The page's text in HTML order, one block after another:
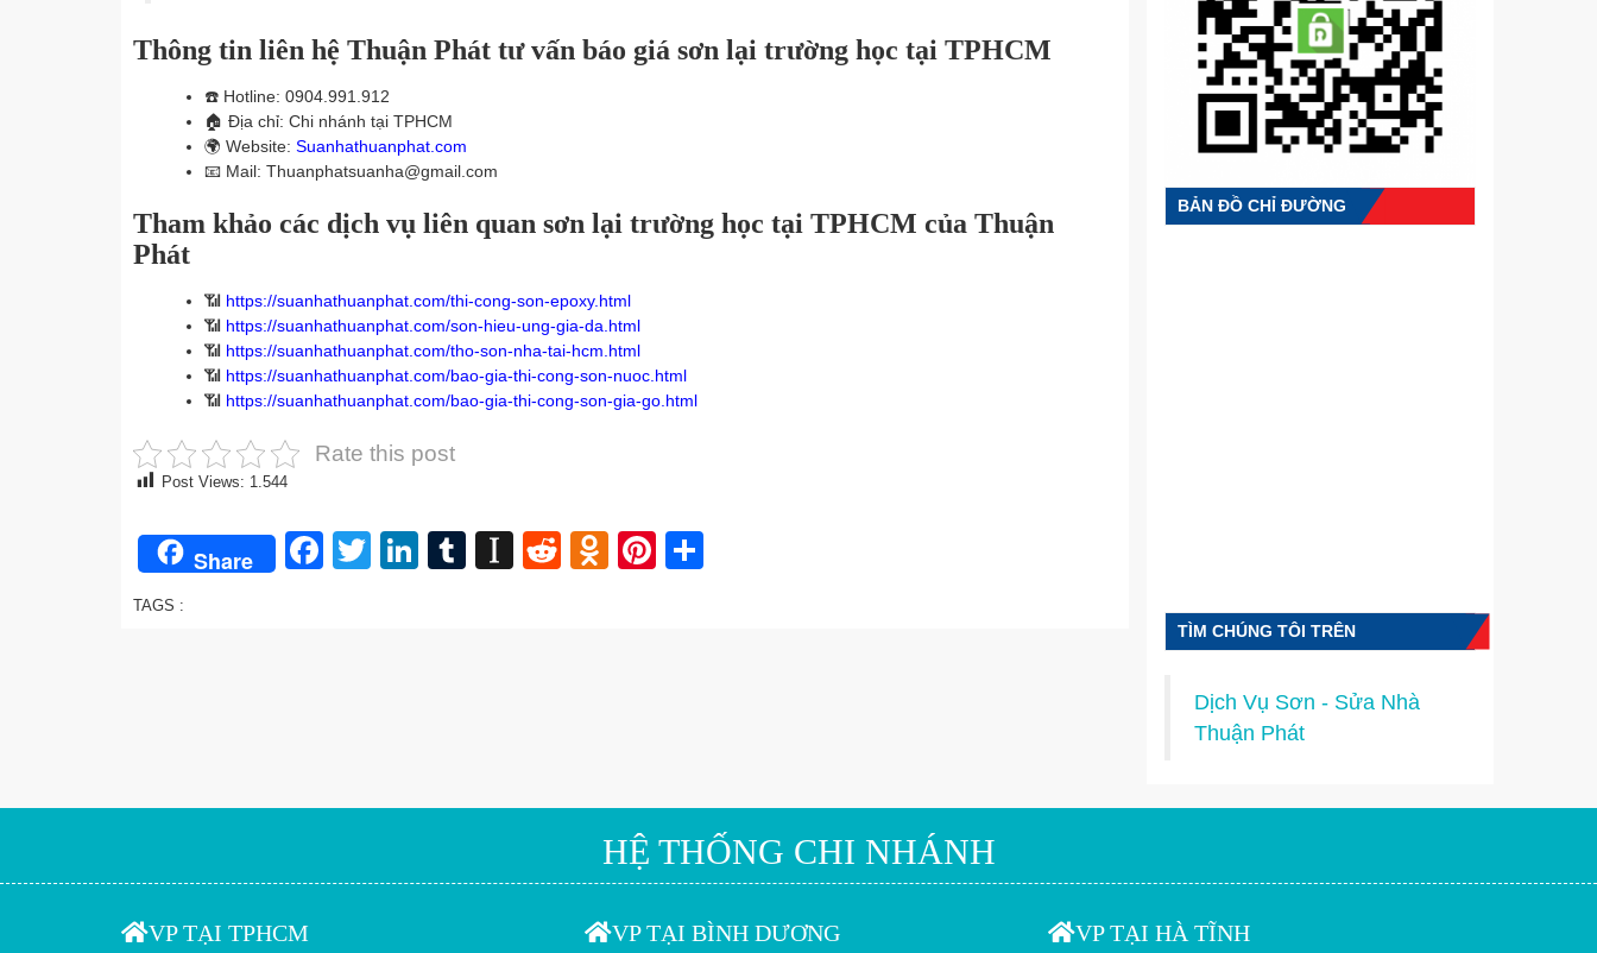
Thông tin liên hệ Thuận Phát tư vấn báo giá sơn lại trường học tại TPHCM
☎️ Hotline: 0904.991.912
🏠 Địa chỉ: Chi nhánh tại TPHCM
🌍 Website: Suanhathuanphat.com
📧 Mail: Thuanphatsuanha@gmail.com
Tham khảo các dịch vụ liên quan sơn lại trường học tại TPHCM của Thuận
Phát
📶 https://suanhathuanphat.com/thi-cong-son-epoxy.html
📶 https://suanhathuanphat.com/son-hieu-ung-gia-da.html
📶 https://suanhathuanphat.com/tho-son-nha-tai-hcm.html
📶 https://suanhathuanphat.com/bao-gia-thi-cong-son-nuoc.html
📶 https://suanhathuanphat.com/bao-gia-thi-cong-son-gia-go.html
Rate this post
Post Views: 1.544
Share Facebook
TwitterLinkedIn
Tumblr
Instapaper
RedditOdnoklassniki
Pinterest
TAGS :
BẢN ĐỒ CHỈ ĐƯỜNG
TÌM CHÚNG TÔI TRÊN
Dịch Vụ Sơn - Sửa Nhà
Thuận Phát
HỆ THỐNG CHI NHÁNH
VP TẠI TPHCM VP TẠI BÌNH DƯƠNG VP TẠI HÀ TĨNH